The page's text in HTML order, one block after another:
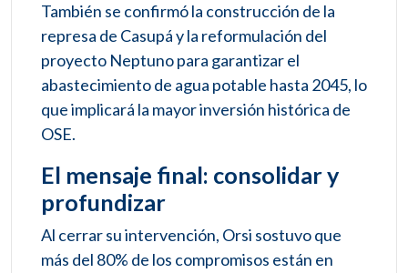
También se confirmó la construcción de la
represa de Casupá y la reformulación del
proyecto Neptuno para garantizar el
abastecimiento de agua potable hasta 2045, lo
que implicará la mayor inversión histórica de
OSE.
El mensaje final: consolidar y
profundizar
Al cerrar su intervención, Orsi sostuvo que
más del 80% de los compromisos están en